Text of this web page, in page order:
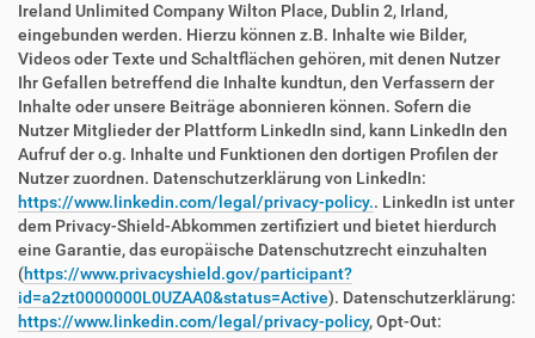
Ireland Unlimited Company Wilton Place, Dublin 2, Irland,
eingebunden werden. Hierzu können z.B. Inhalte wie Bilder,
Videos oder Texte und Schaltflächen gehören, mit denen Nutzer
Ihr Gefallen betreffend die Inhalte kundtun, den Verfassern der
Inhalte oder unsere Beiträge abonnieren können. Sofern die
Nutzer Mitglieder der Plattform LinkedIn sind, kann LinkedIn den
Aufruf der o.g. Inhalte und Funktionen den dortigen Profilen der
Nutzer zuordnen. Datenschutzerklärung von LinkedIn:
https://www.linkedin.com/legal/privacy-policy.. LinkedIn ist unter
dem Privacy-Shield-Abkommen zertifiziert und bietet hierdurch
eine Garantie, das europäische Datenschutzrecht einzuhalten
(https://www.privacyshield.gov/participant?
id=a2zt0000000L0UZAA0&status=Active). Datenschutzerklärung:
https://www.linkedin.com/legal/privacy-policy, Opt-Out: